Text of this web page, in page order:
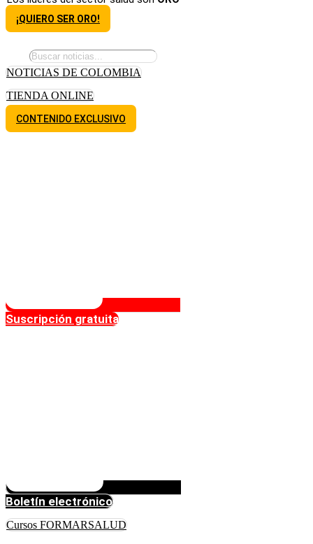
¡QUIERO SER ORO!
NOTICIAS DE COLOMBIA
TIENDA ONLINE
CONTENIDO EXCLUSIVO
Suscripción gratuita
Boletín electrónico
Cursos FORMARSALUD